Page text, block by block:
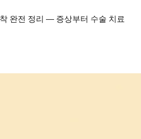
완전 정리 — 증상부터 수술 치료